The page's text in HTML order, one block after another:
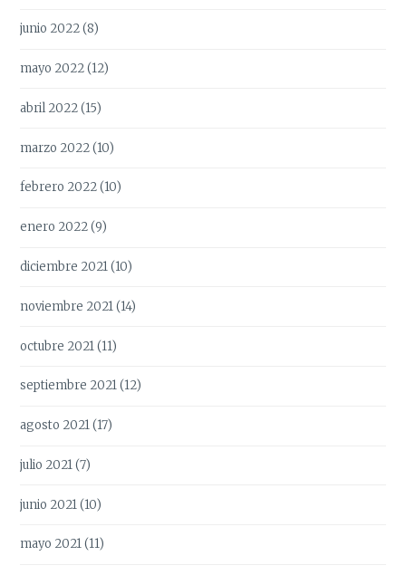
junio 2022(8)
mayo 2022(12)
abril 2022(15)
marzo 2022(10)
febrero 2022(10)
enero 2022(9)
diciembre 2021(10)
noviembre 2021(14)
octubre 2021(11)
septiembre 2021(12)
agosto 2021(17)
julio 2021(7)
junio 2021(10)
mayo 2021(11)